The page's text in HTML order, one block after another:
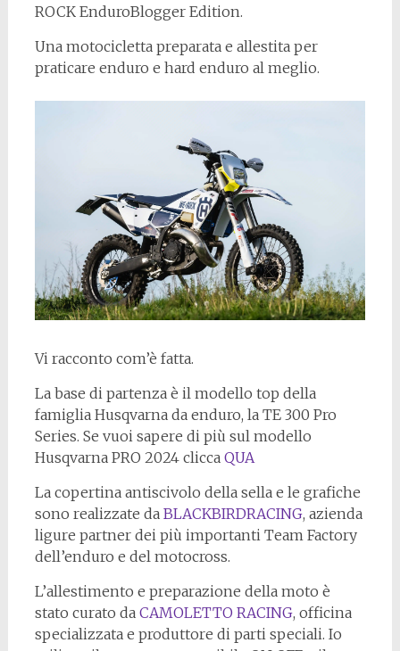
ROCK EnduroBlogger Edition.
Una motocicletta preparata e allestita per
praticare enduro e hard enduro al meglio.
Vi racconto com’è fatta.
La base di partenza è il modello top della
famiglia Husqvarna da enduro, la TE 300 Pro
Series. Se vuoi sapere di più sul modello
Husqvarna PRO 2024 clicca QUA
La copertina antiscivolo della sella e le grafiche
sono realizzate da BLACKBIRDRACING, azienda
ligure partner dei più importanti Team Factory
dell’enduro e del motocross.
L’allestimento e preparazione della moto è
stato curato da CAMOLETTO RACING, officina
specializzata e produttore di parti speciali. Io